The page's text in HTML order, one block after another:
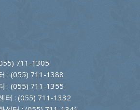
711-1305
: (055) 711-1388
: (055) 711-1355
터 : (055) 711-1332